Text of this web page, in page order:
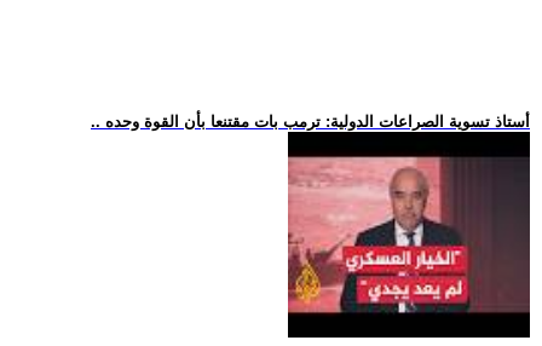
.. أستاذ تسوية الصراعات الدولية: ترمب بات مقتنعا بأن القوة وحده